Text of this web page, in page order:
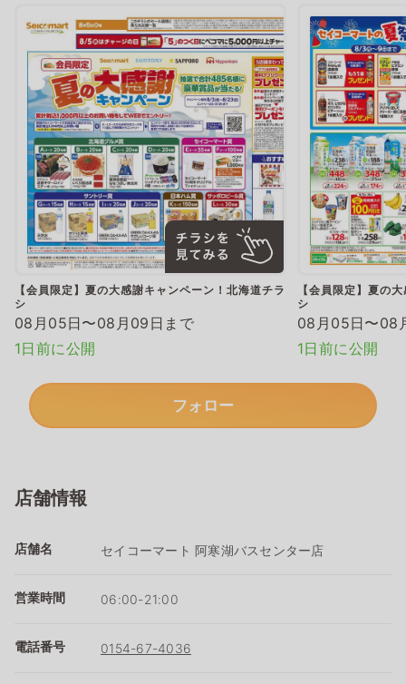
【会員限定】夏の大感謝キャンペーン！北海道チラ
シ
08月05日〜08月09日まで
1日前に公開
【会員限定】夏の
シ
08月05日〜08
1日前に公開
フォロー
店舗情報
店舗名 セイコーマート 阿寒湖バスセンター店
営業時間 06:00-21:00
電話番号 0154-67-4036